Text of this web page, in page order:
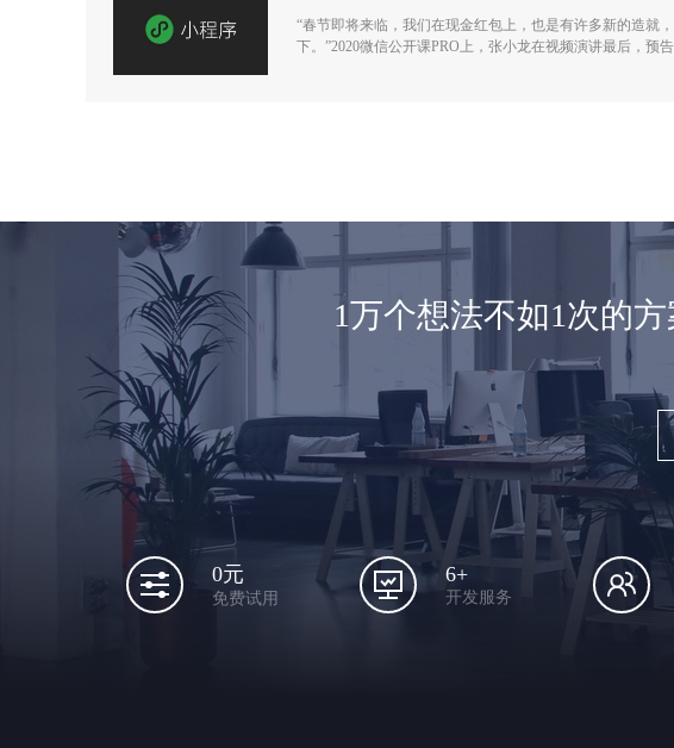
“春节即将来临，我们在现金红包上，也是有许多新的造就
下。”2020微信公开课PRO上，张小龙在视频演讲最后，预
1万个想法不如1次的
0元
免费试用
6+
开发服务